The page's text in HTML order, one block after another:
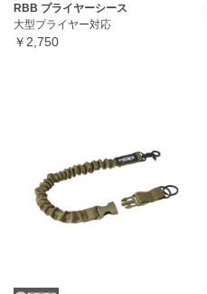
RBB プライヤーシース
大型プライヤー対応
￥2,750